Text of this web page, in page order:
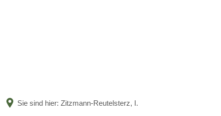
Politische Vertreter
Sie sind hier: Zitzmann-Reutelsterz, I.